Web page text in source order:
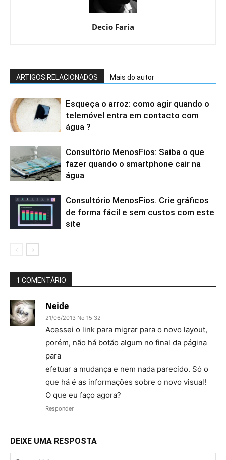
Decio Faria
ARTIGOS RELACIONADOS Mais do autor
Esqueça o arroz: como agir quando o
telemóvel entra em contacto com
água ?
Consultório MenosFios: Saiba o que
fazer quando o smartphone cair na
água
Consultório MenosFios. Crie gráficos
de forma fácil e sem custos com este
site
1 COMENTÁRIO
Neide
21/06/2013 No 15:32
Acessei o link para migrar para o novo layout,
porém, não há botão algum no final da página
para
efetuar a mudança e nem nada parecido. Só o
que há é as informações sobre o novo visual!
O que eu faço agora?
Responder
DEIXE UMA RESPOSTA